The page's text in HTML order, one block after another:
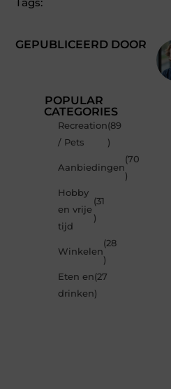
GEPUBLICEERD DOOR
POPULAR
CATEGORIES
Recreation
/ Pets
(89
)
Aanbiedingen
(70
)
Hobby
en vrije
tijd
(31
)
Winkelen
(28
)
Eten en
drinken
(27
)